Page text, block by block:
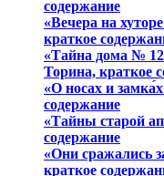
содержание
«Вечера на
краткое
«Тайна дома №
Торина, краткое
«О носах и
содержание
«Тайны старой
содержание
«Они сражались
краткое